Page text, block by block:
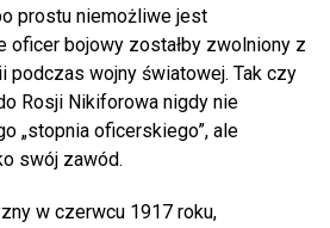
prostu niemożliwe jest
oficer bojowy zostałby zwolniony z
podczas wojny światowej. Tak czy
Rosji Nikiforowa nigdy nie
„stopnia oficerskiego”, ale
swój zawód.
w czerwcu 1917 roku,